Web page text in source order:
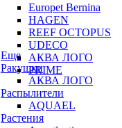
Europet Bernina
HAGEN
REEF OCTOPUS
UDECO
АКВА ЛОГО
PRIME
Еще
Ракушки
АКВА ЛОГО
Распылители
AQUAEL
Растения